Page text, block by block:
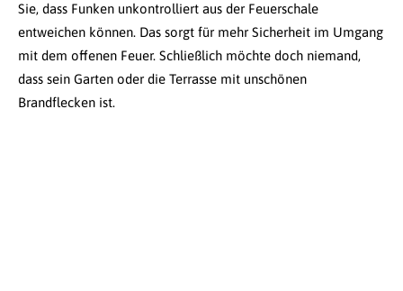
Sie, dass Funken unkontrolliert aus der Feuerschale
entweichen können. Das sorgt für mehr Sicherheit im Umgang
mit dem offenen Feuer. Schließlich möchte doch niemand,
dass sein Garten oder die Terrasse mit unschönen
Brandflecken ist.